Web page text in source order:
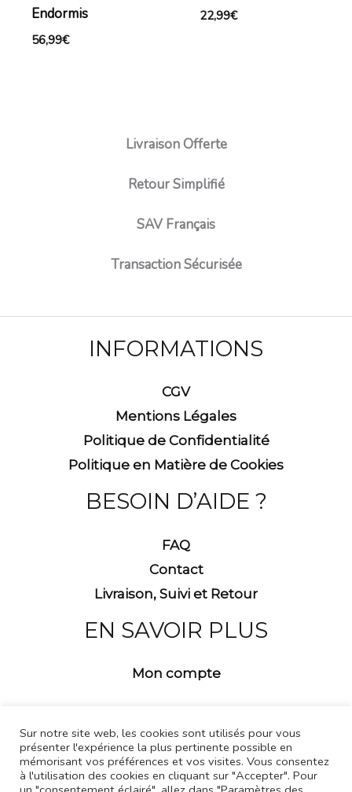
Endormis
56,99€
22,99€
Livraison Offerte
Retour Simplifié
SAV Français
Transaction Sécurisée
INFORMATIONS
CGV
Mentions Légales
Politique de Confidentialité
Politique en Matière de Cookies
BESOIN D’AIDE ?
FAQ
Contact
Livraison, Suivi et Retour
EN SAVOIR PLUS
Mon compte
Sur notre site web, les cookies sont utilisés pour vous
présenter l'expérience la plus pertinente possible en
mémorisant vos préférences et vos visites. Vous consentez
à l'utilisation des cookies en cliquant sur "Accepter". Pour